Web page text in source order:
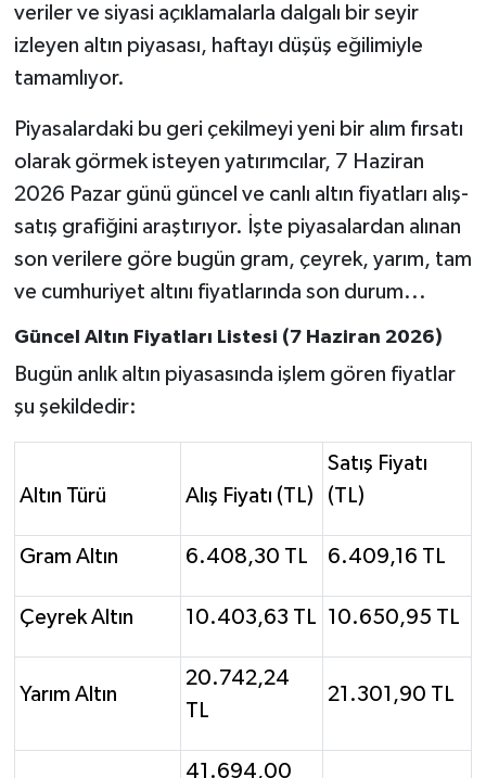
veriler ve siyasi açıklamalarla dalgalı bir seyir
izleyen altın piyasası, haftayı düşüş eğilimiyle
tamamlıyor.
Piyasalardaki bu geri çekilmeyi yeni bir alım fırsatı
olarak görmek isteyen yatırımcılar, 7 Haziran
2026 Pazar günü güncel ve canlı altın fiyatları alış-
satış grafiğini araştırıyor. İşte piyasalardan alınan
son verilere göre bugün gram, çeyrek, yarım, tam
ve cumhuriyet altını fiyatlarında son durum...
Güncel Altın Fiyatları Listesi (7 Haziran 2026)
Bugün anlık altın piyasasında işlem gören fiyatlar
şu şekildedir:
Altın Türü Alış Fiyatı (TL)
Satış Fiyatı
(TL)
Gram Altın 6.408,30 TL 6.409,16 TL
Çeyrek Altın 10.403,63 TL 10.650,95 TL
Yarım Altın
20.742,24
TL
21.301,90 TL
41.694,00
Spor
Tarihi Yapılarımız
Teknoloji
Türkiye
Yerel
İletişim